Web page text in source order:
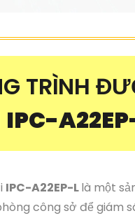
TRÌNH
IPC-
IPC-A22EP-Llà một
công sở để giám